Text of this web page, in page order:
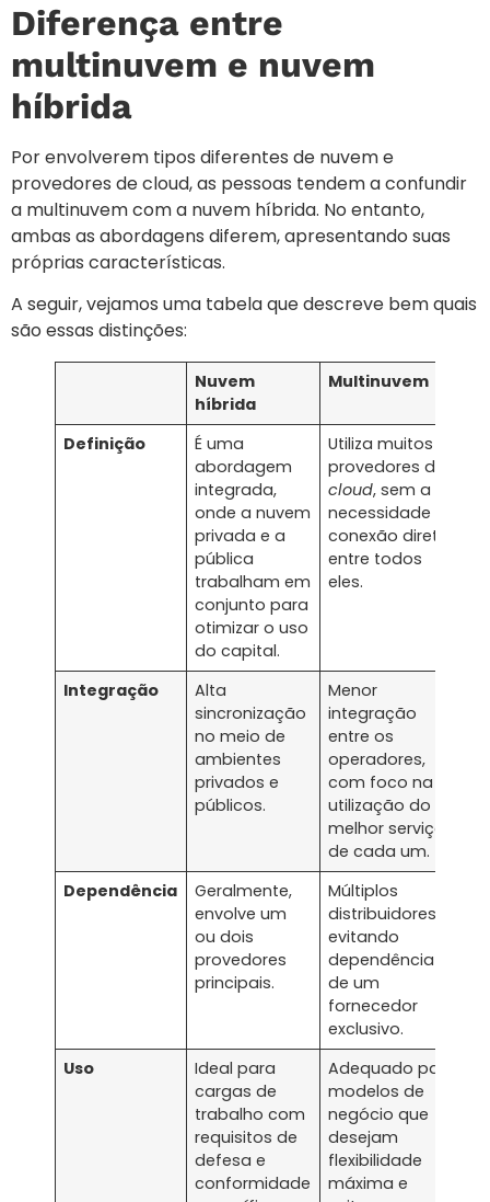
Diferença entre
multinuvem e nuvem
híbrida
Por envolverem tipos diferentes de nuvem e
provedores de cloud, as pessoas tendem a confundir
a multinuvem com a nuvem híbrida. No entanto,
ambas as abordagens diferem, apresentando suas
próprias características.
A seguir, vejamos uma tabela que descreve bem quais
são essas distinções:
Nuvem
híbrida
Multinuvem
Definição
É uma
abordagem
integrada,
onde a nuvem
privada e a
pública
trabalham em
conjunto para
otimizar o uso
do capital.
Utiliza muitos
provedores de
cloud, sem a
necessidade de
conexão direta
entre todos
eles.
Integração
Alta
sincronização
no meio de
ambientes
privados e
públicos.
Menor
integração
entre os
operadores,
com foco na
utilização do
melhor serviço
de cada um.
Dependência
Geralmente,
envolve um
ou dois
provedores
principais.
Múltiplos
distribuidores,
evitando
dependência
de um
fornecedor
exclusivo.
Uso
Ideal para
cargas de
trabalho com
requisitos de
defesa e
conformidade
Adequado para
modelos de
negócio que
desejam
flexibilidade
máxima e